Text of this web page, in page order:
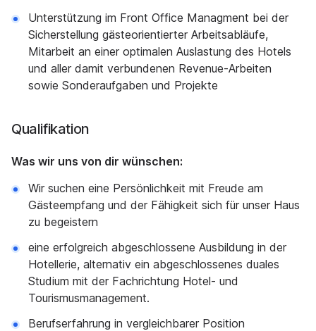
Unterstützung im Front Office Managment bei der
Sicherstellung gästeorientierter Arbeitsabläufe,
Mitarbeit an einer optimalen Auslastung des Hotels
und aller damit verbundenen Revenue-Arbeiten
sowie Sonderaufgaben und Projekte
Qualifikation
Was wir uns von dir wünschen:
Wir suchen eine Persönlichkeit mit Freude am
Gästeempfang und der Fähigkeit sich für unser Haus
zu begeistern
eine erfolgreich abgeschlossene Ausbildung in der
Hotellerie, alternativ ein abgeschlossenes duales
Studium mit der Fachrichtung Hotel- und
Tourismusmanagement.
Berufserfahrung in vergleichbarer Position